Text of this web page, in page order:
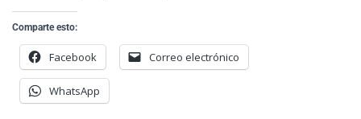
Comparte esto:
Facebook Correo electrónico
WhatsApp